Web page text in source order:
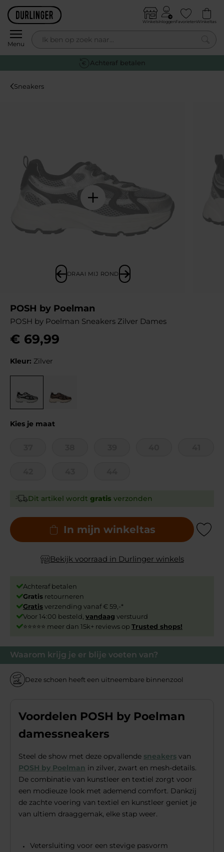
Skip to content
Menu
WinkelsInloggenFavorietenWinkeltas
0
Achteraf betalen
Sneakers
DRAAI MIJ ROND
Waarom krijg je er blije voeten van?
Deze schoen heeft een uitneembare binnenzool
Voordelen POSH by Poelman
damessneakers
Steel de show met deze opvallende sneakers van
POSH by Poelman in zilver, zwart en mesh-details.
De combinatie van kunstleer en textiel zorgt voor
een modieuze look met ademend comfort. Dankzij
de zachte voering van textiel en kunstleer geniet je
van ultiem draaggemak, elke stap weer.
Vetersluiting voor een stevige pasvorm
POSH by Poelman
POSH by Poelman Sneakers Zilver Dames
€ 69,99
Kleur: Zilver
Kies je maat
Dit artikel wordt gratis verzonden
In mijn winkeltas Add to
Bekijk voorraad in Durlinger winkels
Achteraf betalen
Gratis retourneren
Gratisverzending vanaf € 59,-*
Voor 14:00 besteld, vandaag verstuurd
⭐⭐⭐⭐⭐ meer dan 15k+ reviews op Trusted shops!